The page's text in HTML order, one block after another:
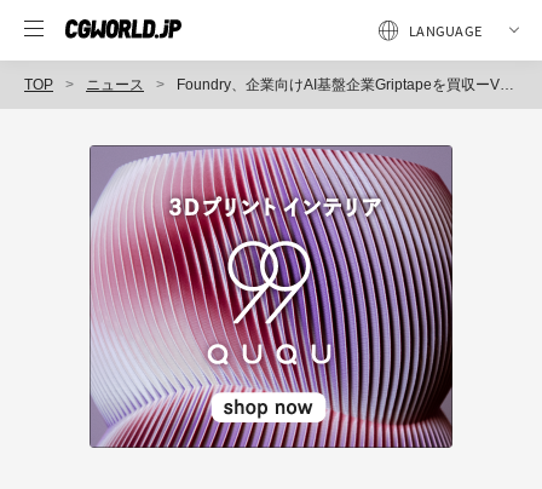
TOP ニュース Foundry、企業向けAI基盤企業Griptapeを買収ーVFX・アニメ制作パイプラインのAI統合を加速